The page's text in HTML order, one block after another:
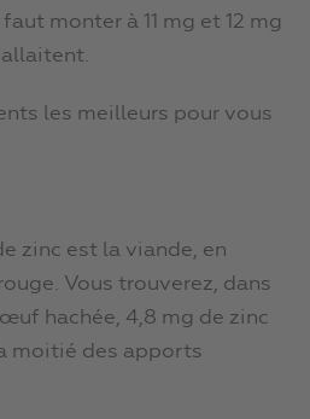
monter à 11 mg et 12 mg
les meilleurs pour vous
zinc est la viande, en
Vous trouverez, dans
hachée, 4,8 mg de zinc
moitié des apports